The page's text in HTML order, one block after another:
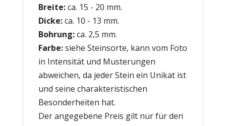
Breite:ca. 15 - 20 mm.
Dicke:ca. 10 - 13 mm.
Bohrung:ca. 2,5 mm.
Farbe:siehe Steinsorte, kann vom Foto
in Intensität und Musterungen
abweichen, da jeder Stein ein Unikat ist
und seine charakteristischen
Besonderheiten hat.
Der angegebene Preis gilt nur für den